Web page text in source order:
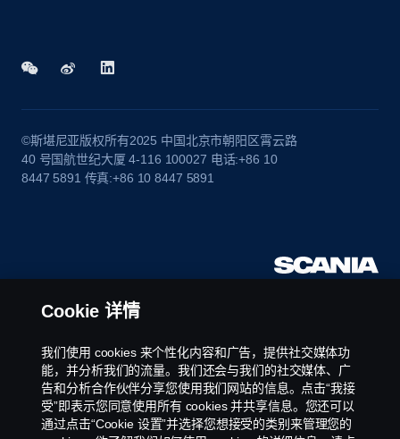
©斯堪尼亚版权所有2025 中国北京市朝阳区霄云路
40 号国航世纪大厦 4-116 100027 电话:+86 10
8447 5891 传真:+86 10 8447 5891
Cookie 详情
我们使用 cookies 来个性化内容和广告，提供社交媒体功
能，并分析我们的流量。我们还会与我们的社交媒体、广
告和分析合作伙伴分享您使用我们网站的信息。点击“我接
受”即表示您同意使用所有 cookies 并共享信息。您还可以
通过点击“Cookie 设置”并选择您想接受的类别来管理您的